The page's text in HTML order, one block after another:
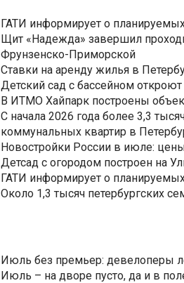
ГАТИ информирует о
Щит «Надежда» завершил
Фрунзенско-Приморской
Ставки на аренду жилья в
Детский сад с бассейном
В ИТМО Хайпарк построены
С начала 2026 года более 3,3
коммунальных квартир в
Новостройки России в июле:
Детсад с огородом построен на
ГАТИ информирует о
Около 1,3 тысяч петербургских
Июль без премьер: девелоперы
Июль – на дворе пусто, да и в